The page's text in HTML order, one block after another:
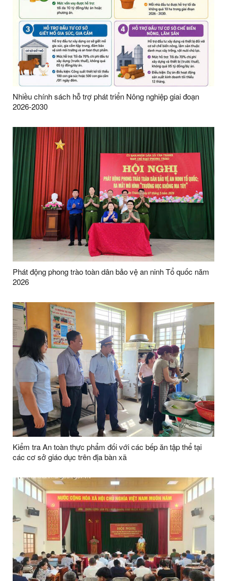
Nhiều chính sách hỗ trợ phát triển Nông nghiệp giai đoạn
2026-2030
Phát động phong trào toàn dân bảo vệ an ninh Tổ quốc năm
2026
Kiểm tra An toàn thực phẩm đối với các bếp ăn tập thể tại
các cơ sở giáo dục trên địa bàn xã